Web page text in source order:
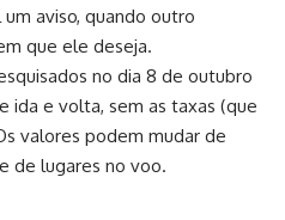
aviso, quando outro
que ele deseja.
no dia 8 de outubro
ida e volta, sem as taxas (que
valores podem mudar de
de lugares no voo.